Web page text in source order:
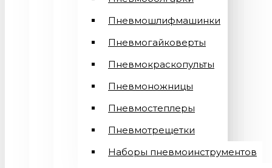
Пневмошлифмашинки
Пневмогайковерты
Пневмокраскопульты
Пневмоножницы
Пневмостеплеры
Пневмотрещетки
Наборы пневмоинструментов